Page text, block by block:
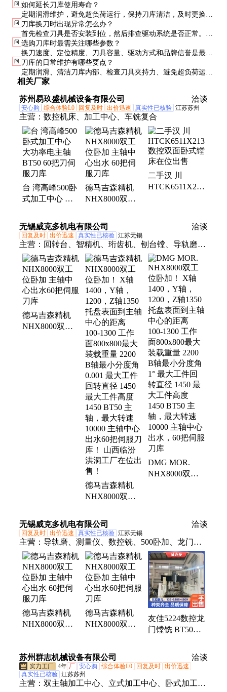
刀库价格低但性能较差，适合预算有限的场合。
问 如何延长刀库使用寿命？
定期润滑维护，避免超负荷运行，保持刀库清洁，及时更换磨
损部件。
问 刀库换刀时出现异常怎么办？
首先检查刀具是否安装到位，然后排查驱动系统是否正常。如
无法解决，应及时联系售后服务。
问 选购刀库时最需关注哪些参数？
换刀速度、定位精度、刀具容量、驱动方式和品牌信誉是最关
键的选购指标。
问 刀库的日常维护有哪些要点？
定期润滑、清洁刀库内部、检查刀具夹持力、避免超负荷运行
是日常维护的核心内容。
相关厂家
苏州易玖盛机械设备有限公司 洽谈
安心购 综合体验L0 回复及时 出价迅速 真实性已核验 江苏苏州
主营： 数控机床、加工中心、车铣复合
台 湾高峰500卧
式加工中心 大
BT50 60把刀伺
服刀库
德马吉森精机
NHX8000双工
心出水 60把伺
服刀库
二手汉 川
HTCK6511X213
无锡威克多机电有限公司 洽谈
回复及时 出价迅速 真实性已核验 江苏无锡
主营： 回转台、智精机、珩齿机、刨台镗、导轨磨、
光栅尺、兄弟机、连续炉、减速机、测量仪、摇篮
机、主电机、触摸屏、数控铣、三代机、动力头、
500卧加、剃齿机、龙门铣、曲轴磨、五轴机、真空
炉、准新机、喷丸机、三轴线
德马吉森精机
NHX8000双工
德马吉森精机
NHX8000双工
1400，Y轴，
1200，Z轴1350
托盘表面到主轴
中心的距离
100-1300 工作
面800x800最大
装载重量 2200
B轴最小分度角
0.001 最大工件
回转直径 1450
最大工件高度
轴，最大转速
10000 主轴中心
库！ 山西临汾
DMG MOR.
NHX8000双工
100-1300 工作
面800x800最大
装载重量 2200
B轴最小分度角
1° 最大工件回
转直径 1450 最
大工件高度
1450 BT50 主
轴，最大转速
出水，60把伺服
刀库
无锡威克多机电有限公司 洽谈
回复及时 出价迅速 真实性已核验 江苏无锡
主营： 导轨磨、测量仪、数控铣、500卧加、龙门
铣、曲轴磨、fpt镗铣、喷丸机、走心机、慢走丝、注
塑机、机器人、测长仪、平面磨、精雕机、磨齿机、
二手铁、三坐标、落地镗、清洗机、留车铣、显示
屏、镗铣床、倒棱机、光谱仪
德马吉森精机
NHX8000双工
服刀库
德马吉森精机
NHX8000双工
刀库
友佳5224数控龙
门镗铣 BT50齿
苏州群志机械设备有限公司 洽谈
4年 厂 安心购 综合体验L0 回复及时 出价迅速
真实性已核验 江苏苏州
主营： 双主轴加工中心、立式加工中心、卧式加工中